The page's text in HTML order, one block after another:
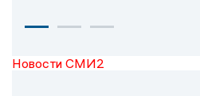
Новости СМИ2